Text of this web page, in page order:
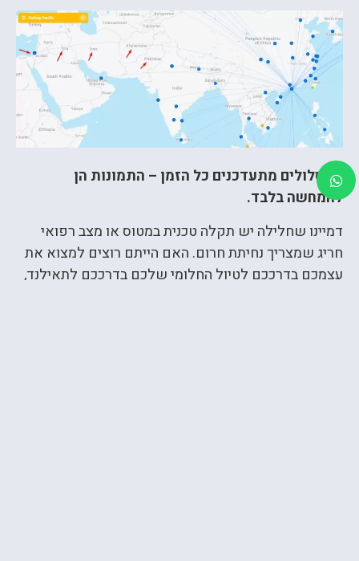
המסלולים מתעדכנים כל הזמן – התמונות הן
להמחשה בלבד.
דמיינו שחלילה יש תקלה טכנית במטוס או מצב רפואי
חריג שמצריך נחיתת חרום. האם הייתם רוצים למצוא את
עצמכם בדרככם לטיול החלומי שלכם בדרככם לתאילנד,